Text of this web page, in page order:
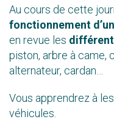
Au cours de cette
fonctionnement
en revue les
piston, arbre à came,
alternateur, cardan…
Vous apprendrez à
véhicules.